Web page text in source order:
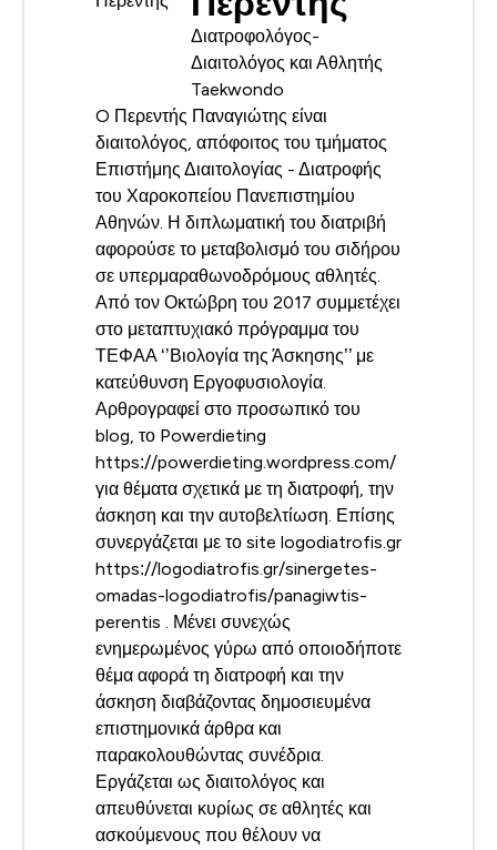
Διατροφολόγος-
Διαιτολόγος και Αθλητής
Taekwondo
O Περεντής Παναγιώτης είναι
διαιτολόγος, απόφοιτος του τμήματος
Επιστήμης Διαιτολογίας - Διατροφής
του Χαροκοπείου Πανεπιστημίου
Αθηνών. Η διπλωματική του διατριβή
αφορούσε το μεταβολισμό του σιδήρου
σε υπερμαραθωνοδρόμους αθλητές.
Από τον Οκτώβρη του 2017 συμμετέχει
στο μεταπτυχιακό πρόγραμμα του
ΤΕΦΑΑ ‘’Βιολογία της Άσκησης’’ με
κατεύθυνση Εργοφυσιολογία.
Αρθρογραφεί στο προσωπικό του
blog, το Powerdieting
https://powerdieting.wordpress.com/
για θέματα σχετικά με τη διατροφή, την
άσκηση και την αυτοβελτίωση. Επίσης
συνεργάζεται με το site logodiatrofis.gr
https://logodiatrofis.gr/sinergetes-
omadas-logodiatrofis/panagiwtis-
perentis . Μένει συνεχώς
ενημερωμένος γύρω από οποιοδήποτε
θέμα αφορά τη διατροφή και την
άσκηση διαβάζοντας δημοσιευμένα
επιστημονικά άρθρα και
παρακολουθώντας συνέδρια.
Εργάζεται ως διαιτολόγος και
απευθύνεται κυρίως σε αθλητές και
ασκούμενους που θέλουν να